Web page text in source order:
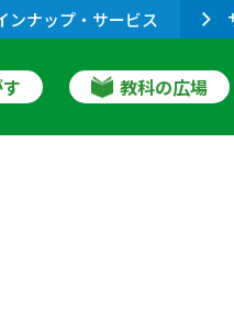
ンナップ・サービス
教科の広場